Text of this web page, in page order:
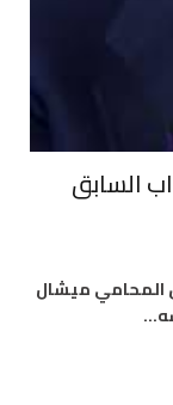
السابق
المحامي ميشال